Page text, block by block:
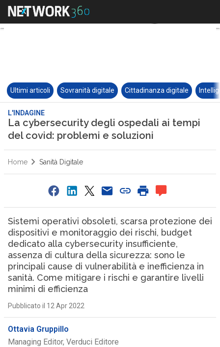
Ultimi articoli Sovranità digitale Cittadinanza digitale
L'INDAGINE
La cybersecurity degli ospedali ai tempi
del covid: problemi e soluzioni
Home Sanità Digitale
Sistemi operativi obsoleti, scarsa protezione dei
dispositivi e monitoraggio dei rischi, budget
dedicato alla cybersecurity insufficiente,
assenza di cultura della sicurezza: sono le
principali cause di vulnerabilità e inefficienza in
sanità. Come mitigare i rischi e garantire livelli
minimi di efficienza
Pubblicato il 12 Apr 2022
Ottavia Gruppillo
Managing Editor, Verduci Editore